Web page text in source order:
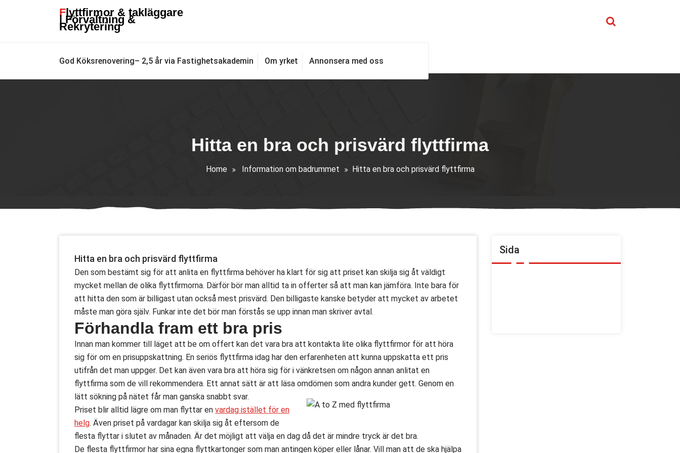
Flyttfirmor & takläggare
| Förvaltning &
Rekrytering
God Köksrenovering– 2,5 år via Fastighetsakademin Om yrket Annonsera med oss
Hitta en bra och prisvärd flyttfirma
Home Information om badrummet Hitta en bra och prisvärd flyttfirma
Hitta en bra och prisvärd flyttfirma
Den som bestämt sig för att anlita en flyttfirma behöver ha klart för sig att priset kan skilja sig åt väldigt
mycket mellan de olika flyttfirmorna. Därför bör man alltid ta in offerter så att man kan jämföra. Inte bara för
att hitta den som är billigast utan också mest prisvärd. Den billigaste kanske betyder att mycket av arbetet
måste man göra själv. Funkar inte det bör man förstås se upp innan man skriver avtal.
Förhandla fram ett bra pris
Innan man kommer till läget att be om offert kan det vara bra att kontakta lite olika flyttfirmor för att höra
sig för om en prisuppskattning. En seriös flyttfirma idag har den erfarenheten att kunna uppskatta ett pris
utifrån det man uppger. Det kan även vara bra att höra sig för i vänkretsen om någon annan anlitat en
flyttfirma som de vill rekommendera. Ett annat sätt är att läsa omdömen som andra kunder gett. Genom en
lätt sökning på nätet får man ganska snabbt svar.
Priset blir alltid lägre om man flyttar en vardag istället för en
helg. Även priset på vardagar kan skilja sig åt eftersom de
flesta flyttar i slutet av månaden. Är det möjligt att välja en dag då det är mindre tryck är det bra.
De flesta flyttfirmor har sina egna flyttkartonger som man antingen köper eller lånar. Vill man att de ska hjälpa
Sida